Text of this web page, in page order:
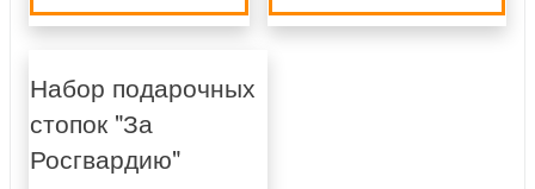
Набор подарочных
стопок "За
Росгвардию"